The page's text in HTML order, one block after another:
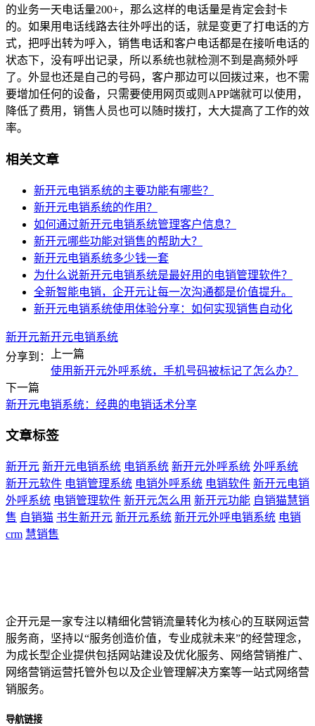
的业务一天电话量200+，那么这样的电话量是肯定会封卡
的。如果用电话线路去往外呼出的话，就是变更了打电话的方
式，把呼出转为呼入，销售电话和客户电话都是在接听电话的
状态下，没有呼出记录，所以系统也就检测不到是高频外呼
了。外显也还是自己的号码，客户那边可以回拨过来，也不需
要增加任何的设备，只需要使用网页或则APP端就可以使用，
降低了费用，销售人员也可以随时拨打，大大提高了工作的效
率。
相关文章
新开元电销系统的主要功能有哪些？
新开元电销系统的作用？
如何通过新开元电销系统管理客户信息？
新开元哪些功能对销售的帮助大？
新开元电销系统多少钱一套
为什么说新开元电销系统是最好用的电销管理软件？
全新智能电销，企开元让每一次沟通都是价值提升。
新开元电销系统使用体验分享：如何实现销售自动化
新开元新开元电销系统
分享到：
上一篇
使用新开元外呼系统，手机号码被标记了怎么办？
下一篇
新开元电销系统：经典的电销话术分享
文章标签
新开元 新开元电销系统 电销系统 新开元外呼系统 外呼系统
新开元软件 电销管理系统 电销外呼系统 电销软件 新开元电销
外呼系统 电销管理软件 新开元怎么用 新开元功能 自销猫慧销
售 自销猫 书生新开元 新开元系统 新开元外呼电销系统 电销
crm 慧销售
企开元是一家专注以精细化营销流量转化为核心的互联网运营
服务商，坚持以“服务创造价值，专业成就未来”的经营理念，
为成长型企业提供包括网站建设及优化服务、网络营销推广、
网络营销运营托管外包以及企业管理解决方案等一站式网络营
销服务。
导航链接